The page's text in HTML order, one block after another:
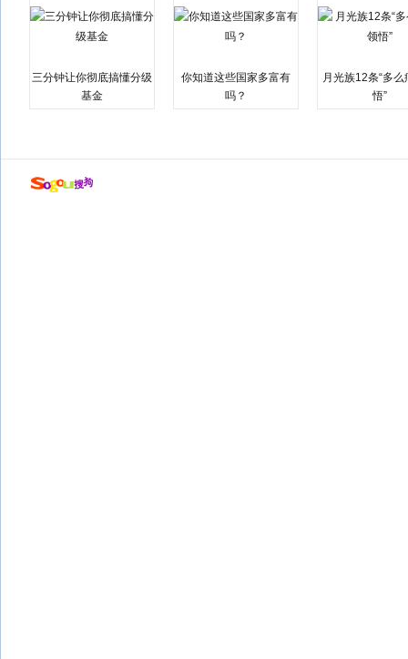
三分钟让你彻底搞懂分级
基金
你知道这些国家多富有
吗？
月光族12条“多么
悟”